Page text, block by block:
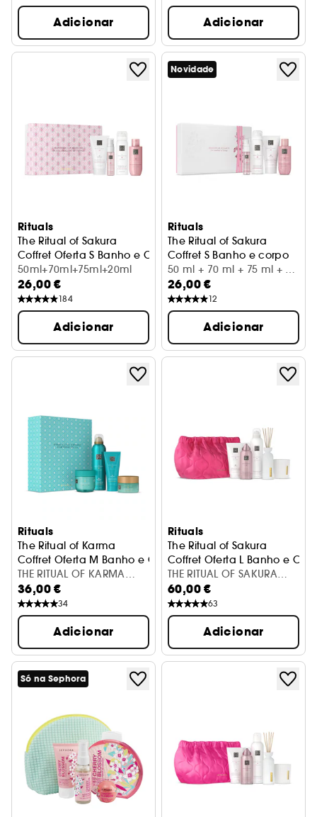
Adicionar Adicionar
Rituals
The Ritual of Sakura
Coffret Oferta S Banho e Corpo
50ml+70ml+75ml+20ml
26,00 €
184
Adicionar
Novidade
Rituals
The Ritual of Sakura
Coffret S Banho e corpo
50 ml + 70 ml + 75 ml + 20
ml
26,00 €
12
Adicionar
Rituals
The Ritual of Karma
Coffret Oferta M Banho e Corpo
THE RITUAL OF KARMA
MEDIUM GIFT SET
36,00 €
34
Adicionar
Rituals
The Ritual of Sakura
Coffret Oferta L Banho e
THE RITUAL OF SAKURA
LARGE GIFT SET
60,00 €
63
Adicionar
Só na Sephora